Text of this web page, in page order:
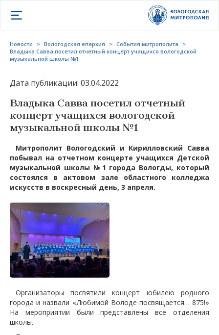
Открыть меню
Новости > Вологодская епархия > События митрополита
>
Владыка Савва посетил отчетный концерт учащихся вологодской
музыкальной школы №1
Дата публикации: 03.04.2022
Владыка Савва посетил отчетный
концерт учащихся вологодской
музыкальной школы №1
Митрополит Вологодский и Кирилловский Савва
побывал на отчетном концерте учащихся Детской
музыкальной школы №1 города Вологды, который
состоялся в актовом зале областного колледжа
искусств в воскресный день, 3 апреля.
Организаторы посвятили концерт юбилею родного
города и назвали «Любимой Володе посвящается… 875!»
На мероприятии были представлены все отделения
школы.